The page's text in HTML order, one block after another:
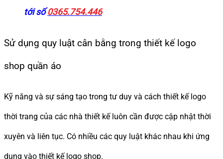
tới số 0365.754.446
Sử dụng quy luật cân bằng trong thiết kế logo
shop quần áo
Kỹ năng và sự sáng tạo trong tư duy và cách thiết kế logo
thời trang của các nhà thiết kế luôn cần được cập nhật thời
xuyên và liên tục. Có nhiều các quy luật khác nhau khi ứng
dụng vào thiết kế logo shop.